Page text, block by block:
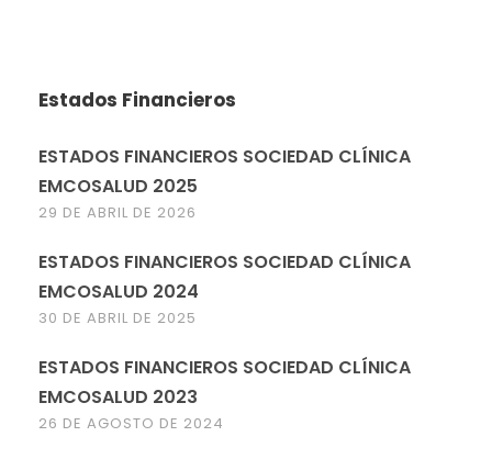
Estados Financieros
ESTADOS FINANCIEROS SOCIEDAD CLÍNICA
EMCOSALUD 2025
29 DE ABRIL DE 2026
ESTADOS FINANCIEROS SOCIEDAD CLÍNICA
EMCOSALUD 2024
30 DE ABRIL DE 2025
ESTADOS FINANCIEROS SOCIEDAD CLÍNICA
EMCOSALUD 2023
26 DE AGOSTO DE 2024